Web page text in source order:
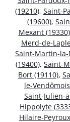
(19210), Saint-
(19600),
Mexant (19330)
Merd-de-
Saint-Martin-la-
(19400), Saint-
Bort (19110),
le-
Saint-Julien-
Hippolyte
Hilaire-